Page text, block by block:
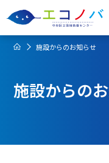
施設からのお知らせ
施設からの